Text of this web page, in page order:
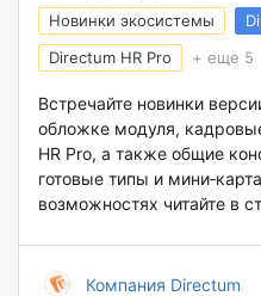
Новинки экосистемы
Directum HR Pro
+ еще 5
Встречайте новинки
обложке модуля,
HR Pro, а также общие
готовые типы и
возможностях читайте в
Компания Directum